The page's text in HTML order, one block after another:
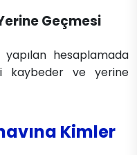
Geçmesi
yapılan hesaplamada
kaybeder ve yerine
Kimler